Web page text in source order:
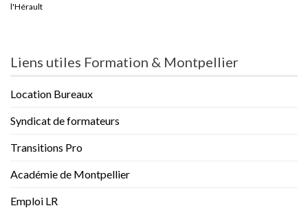
l'Hérault
Liens utiles Formation & Montpellier
Location Bureaux
Syndicat de formateurs
Transitions Pro
Académie de Montpellier
Emploi LR